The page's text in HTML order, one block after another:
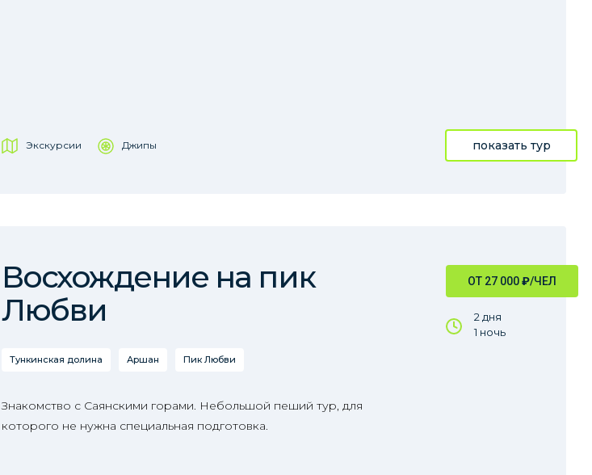
Экскурсии Джипы показать тур
ОТ 27 000₽/ЧЕЛ
2 дня
1 ночь
Восхождение на пик
Любви
Тункинская долина Аршан Пик Любви
Знакомство с Саянскими горами. Небольшой пеший тур, для
которого не нужна специальная подготовка.